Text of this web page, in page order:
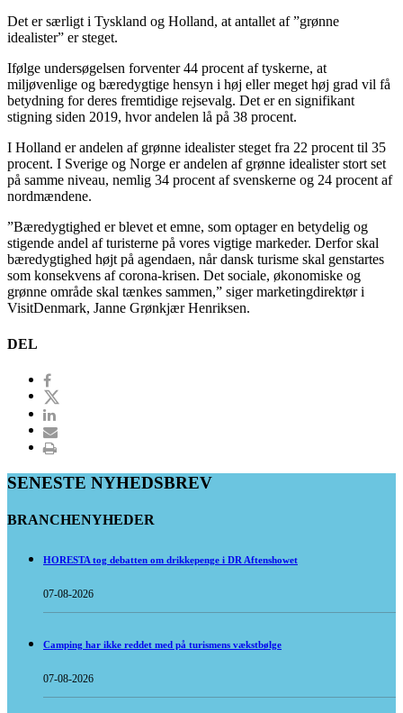
Det er særligt i Tyskland og Holland, at antallet af ”grønne
idealister” er steget.
Ifølge undersøgelsen forventer 44 procent af tyskerne, at
miljøvenlige og bæredygtige hensyn i høj eller meget høj grad vil få
betydning for deres fremtidige rejsevalg. Det er en signifikant
stigning siden 2019, hvor andelen lå på 38 procent.
I Holland er andelen af grønne idealister steget fra 22 procent til 35
procent. I Sverige og Norge er andelen af grønne idealister stort set
på samme niveau, nemlig 34 procent af svenskerne og 24 procent af
nordmændene.
”Bæredygtighed er blevet et emne, som optager en betydelig og
stigende andel af turisterne på vores vigtige markeder. Derfor skal
bæredygtighed højt på agendaen, når dansk turisme skal genstartes
som konsekvens af corona-krisen. Det sociale, økonomiske og
grønne område skal tænkes sammen,” siger marketingdirektør i
VisitDenmark, Janne Grønkjær Henriksen.
DEL
SENESTE NYHEDSBREV
BRANCHENYHEDER
HORESTA tog debatten om drikkepenge i DR Aftenshowet
07-08-2026
Camping har ikke reddet med på turismens vækstbølge
07-08-2026